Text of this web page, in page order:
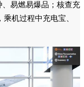
易燃易爆品；核查充
机过程中充电宝、